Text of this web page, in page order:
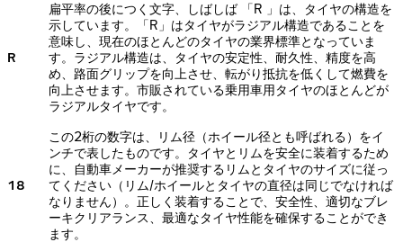
R
扁平率の後につく文字、しばしば 「R 」は、タイヤの構造を
示しています。「R」はタイヤがラジアル構造であることを
意味し、現在のほとんどのタイヤの業界標準となっていま
す。ラジアル構造は、タイヤの安定性、耐久性、精度を高
め、路面グリップを向上させ、転がり抵抗を低くして燃費を
向上させます。市販されている乗用車用タイヤのほとんどが
ラジアルタイヤです。
18
この2桁の数字は、リム径（ホイール径とも呼ばれる）をイ
ンチで表したものです。タイヤとリムを安全に装着するため
に、自動車メーカーが推奨するリムとタイヤのサイズに従っ
てください（リム/ホイールとタイヤの直径は同じでなければ
なりません）。正しく装着することで、安全性、適切なブレ
ーキクリアランス、最適なタイヤ性能を確保することができ
ます。